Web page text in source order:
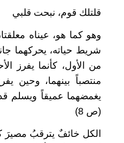
قلتلك قوم، نبحت قلبي
وهو كما هو، عيناه
شريط حياته، يحركهما
من الأول، كأنما يفرز
منتصباً بينهما، وحين
يغمضهما عميقاً ويسلم
(ص 8)
الكل خائفٌ يترقبُ مصيرَ